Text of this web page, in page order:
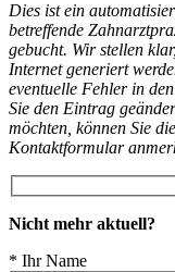
Dies ist ein
betreffende
gebucht. Wir stellen
Internet generiert
eventuelle Fehler in
Sie den Eintrag
möchten, können Sie
Kontaktformular
Nicht mehr aktuell?
* Ihr Name